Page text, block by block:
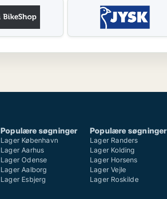
Populære søgninger
Lager København
Lager Aarhus
Lager Odense
Lager Aalborg
Lager Esbjerg
Populære søgninger
Lager Randers
Lager Kolding
Lager Horsens
Lager Vejle
Lager Roskilde